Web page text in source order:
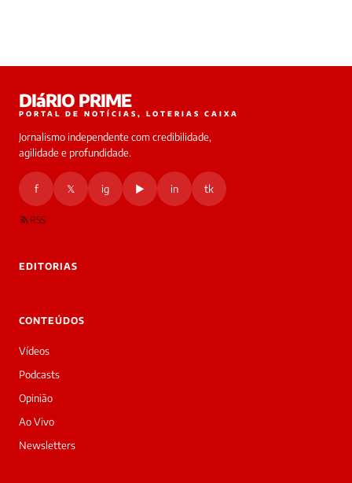
DIáRIO PRIME
PORTAL DE NOTÍCIAS, LOTERIAS CAIXA
Jornalismo independente com credibilidade,
agilidade e profundidade.
f 𝕏 ig ▶ in tk
RSS
EDITORIAS
CONTEÚDOS
Vídeos
Podcasts
Opinião
Ao Vivo
Newsletters